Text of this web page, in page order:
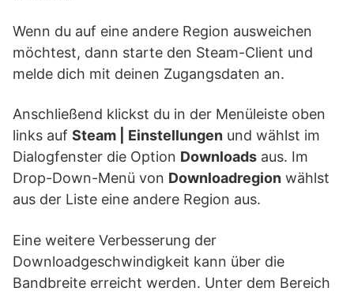
Wenn du auf eine andere Region ausweichen
möchtest, dann starte den Steam-Client und
melde dich mit deinen Zugangsdaten an.
Anschließend klickst du in der Menüleiste oben
links auf Steam | Einstellungen und wählst im
Dialogfenster die Option Downloads aus. Im
Drop-Down-Menü von Downloadregion wählst
aus der Liste eine andere Region aus.
Eine weitere Verbesserung der
Downloadgeschwindigkeit kann über die
Bandbreite erreicht werden. Unter dem Bereich